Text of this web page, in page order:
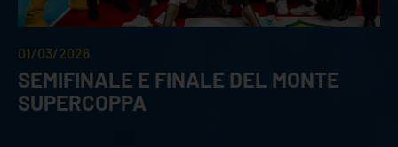
01/03/2026
SEMIFINALE E FINALE DEL MONTE
SUPERCOPPA